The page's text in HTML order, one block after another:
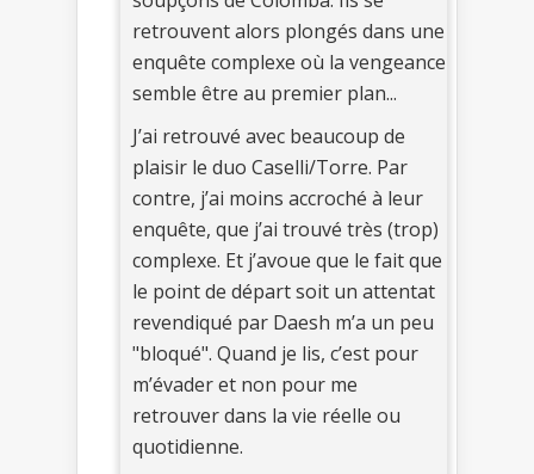
retrouvent alors plongés dans une
enquête complexe où la vengeance
semble être au premier plan...
J’ai retrouvé avec beaucoup de
plaisir le duo Caselli/Torre. Par
contre, j’ai moins accroché à leur
enquête, que j’ai trouvé très (trop)
complexe. Et j’avoue que le fait que
le point de départ soit un attentat
revendiqué par Daesh m’a un peu
"bloqué". Quand je lis, c’est pour
m’évader et non pour me
retrouver dans la vie réelle ou
quotidienne.